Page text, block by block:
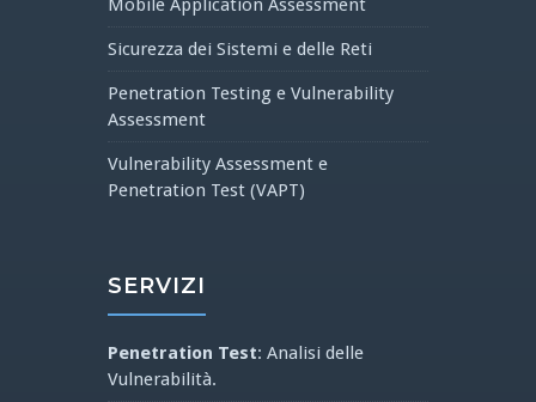
Mobile Application Assessment
Sicurezza dei Sistemi e delle Reti
Penetration Testing e Vulnerability
Assessment
Vulnerability Assessment e
Penetration Test (VAPT)
SERVIZI
Penetration Test: Analisi delle
Vulnerabilità.